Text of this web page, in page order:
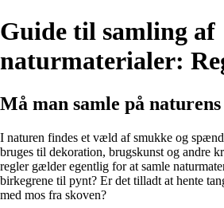
Guide til samling af
naturmaterialer:
Må man samle på
I naturen findes et væld af smukke og
bruges til dekoration, brugskunst og andre
regler gælder egentlig for at samle
birkegrene til pynt? Er det tilladt at hente
med mos fra skoven?